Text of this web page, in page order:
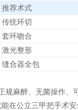
推荐术式
传统环切
套环吻合
激光整形
缝合器全包
规麻醉、无菌操作
在公立三甲把手术